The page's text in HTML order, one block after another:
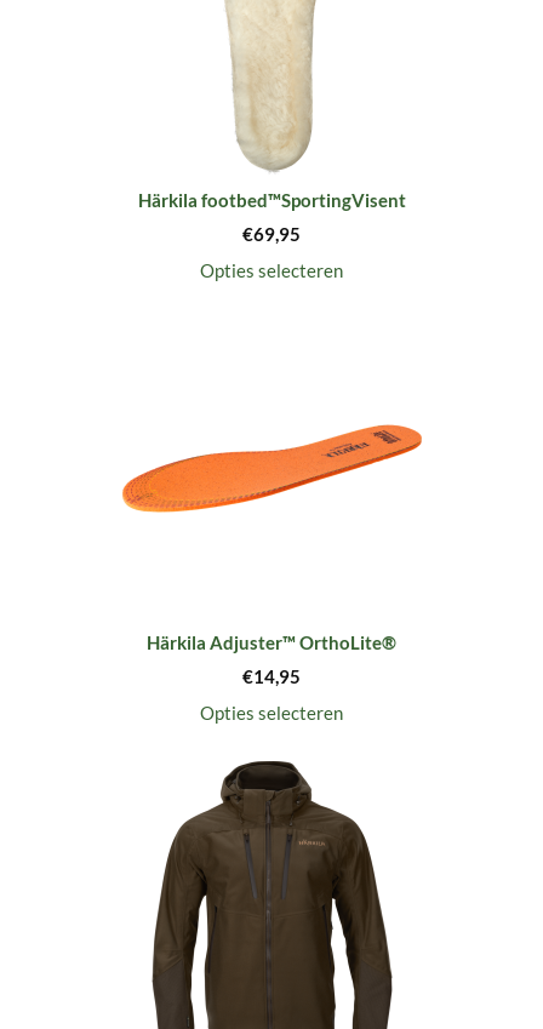
Härkila footbed™SportingVisent
€69,95
Opties selecteren
Härkila Adjuster™ OrthoLite®
€14,95
Opties selecteren